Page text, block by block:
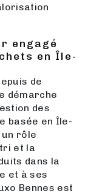
engagé
en Île-
de
démarche
des
basée en Île-
un rôle
et la
dans la
et à ses
Bennes est